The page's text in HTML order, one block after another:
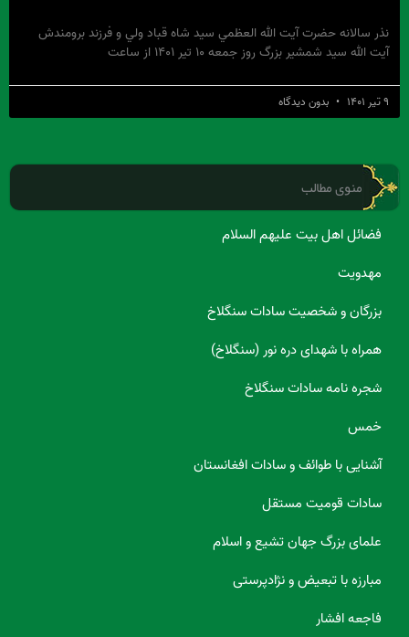
نذر سالانه حضرت آيت الله العظمي سيد شاه قباد ولي و فرزند برومندش
آیت الله سید شمشیر بزرگ روز جمعه ۱۰ تیر ۱۴۰۱ از ساعت
۹ تیر ۱۴۰۱ بدون دیدگاه
منوی مطالب
فضائل اهل بیت علیهم السلام
مهدویت
بزرگان و شخصیت سادات سنگلاخ
همراه با شهدای دره نور (سنگلاخ)
شجره نامه سادات سنگلاخ
خمس
آشنایی با طوائف و سادات افغانستان
سادات قومیت مستقل
علمای بزرگ جهان تشیع و اسلام
مبارزه با تبعیض و نژادپرستی
فاجعه افشار